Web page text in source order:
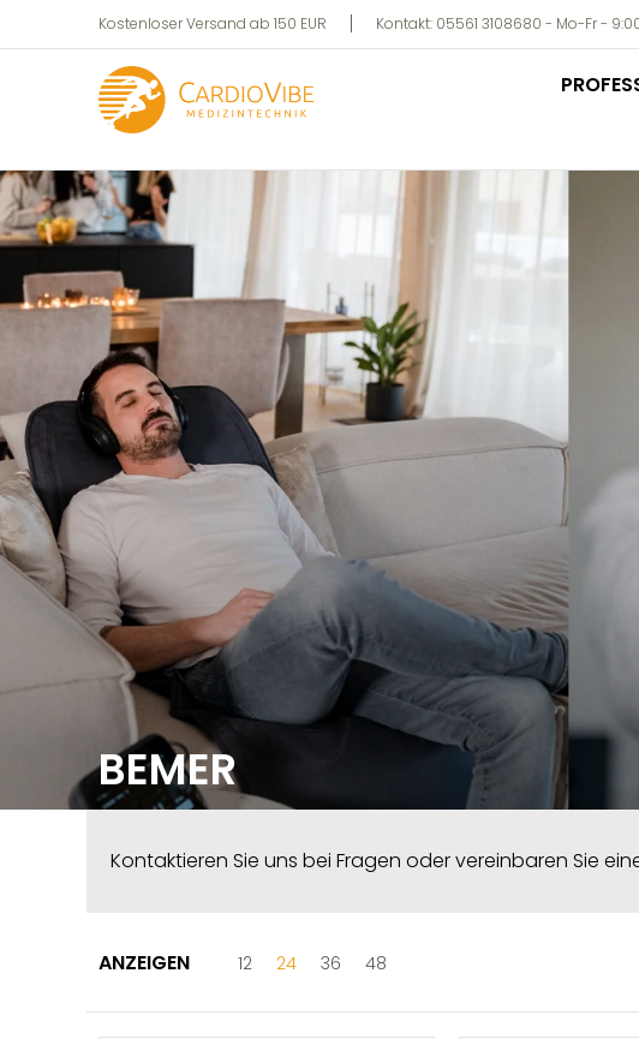
Zum Hauptinhalt springen
Privat Professionell
Kostenloser Versand ab 150 EUR Kontakt: 05561 3108680 - Mo-Fr -
BEMER
Kontaktieren Sie uns bei Fragen oder vereinbaren Sie
Zum Hauptinhalt springen
ANZEIGEN 12 24 36 48